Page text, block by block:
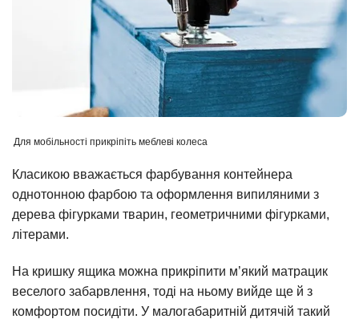
Для мобільності прикріпіть меблеві колеса
Класикою вважається фарбування контейнера
однотонною фарбою та оформлення випиляними з
дерева фігурками тварин, геометричними фігурками,
літерами.
На кришку ящика можна прикріпити м’який матрацик
веселого забарвлення, тоді на ньому вийде ще й з
комфортом посидіти. У малогабаритній дитячій такий